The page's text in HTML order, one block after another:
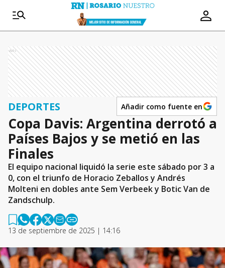
Ads
DEPORTES Añadir como fuente en
Copa Davis: Argentina derrotó a
Países Bajos y se metió en las
Finales
El equipo nacional liquidó la serie este sábado por 3 a
0, con el triunfo de Horacio Zeballos y Andrés
Molteni en dobles ante Sem Verbeek y Botic Van de
Zandschulp.
13 de septiembre de 2025 | 14:16